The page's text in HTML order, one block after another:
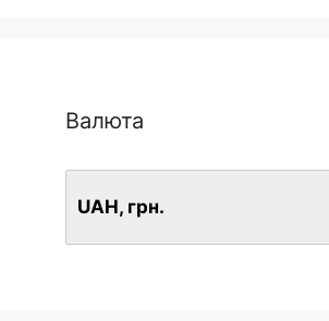
Валюта
UAH, грн.